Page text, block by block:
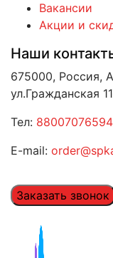
Вакансии
Акции и
Наши
675000, Россия,
ул.Гражданская
Тел: 88007076594
E-mail:
Заказать звонок